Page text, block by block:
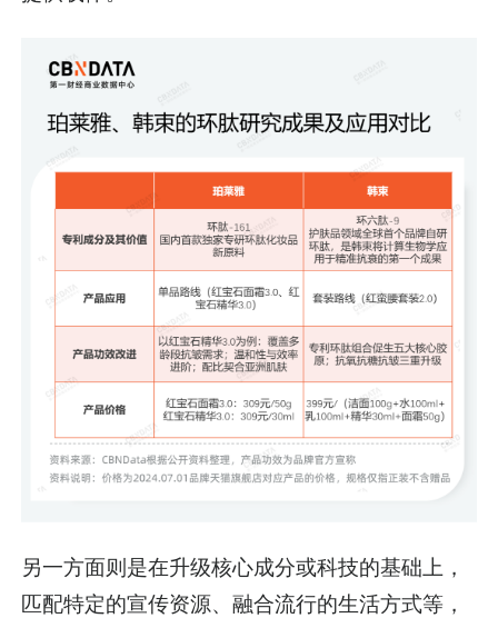
另一方面则是在升级核心成分或科技的基础上，
匹配特定的宣传资源、融合流行的生活方式等，